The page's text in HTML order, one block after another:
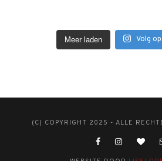
Meer laden Volg
(C) COPYRIGHT 2025 - ALLE